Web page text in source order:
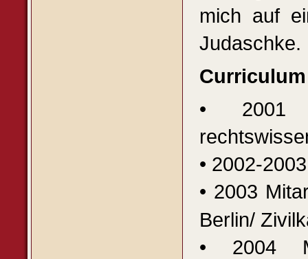
mich auf
Judaschke.
• 2001
• 2002-
• 2003
Berlin/
• 2004